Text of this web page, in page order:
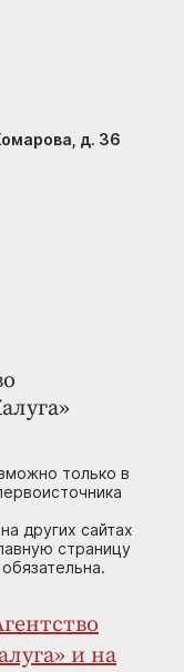
только в
других сайтах
страницу
и на
д. 36